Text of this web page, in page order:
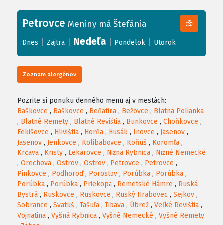
+
−
Petrovce Meniny má Štefánia
Dnes Zajtra Nedeľa Pondelok Utorok
Zoznam alergénov
Pozrite si ponuku denného menu aj v mestách:
Baškovce , Baškovce , Beňatina , Bežovce , Blatná Polianka
, Blatné Remety , Blatné Revištia , Bunkovce , Choňkovce ,
Fekišovce , Hlivištia , Horňa , Husák , Inovce , Jasenov ,
Jasenov , Jenkovce , Kolibabovce , Koňuš , Koromľa ,
Krčava , Kristy , Lekárovce , Nižná Rybnica , Nižné Nemecké
, Orechová , Ostrov , Ostrov , Petrovce , Petrovce ,
Pinkovce , Podhoroď, Porostov , Porúbka , Porúbka ,
Porúbka , Porúbka , Priekopa , Remetské Hámre , Ruská
Bystrá , Ruskovce , Ruskovce , Ruský Hrabovec , Sejkov ,
Sobrance , Svätuš , Tašuľa , Tibava , Úbrež , Veľké Revištia ,
Vojnatina , Vyšná Rybnica , Vyšné Nemecké , Vyšné Remety